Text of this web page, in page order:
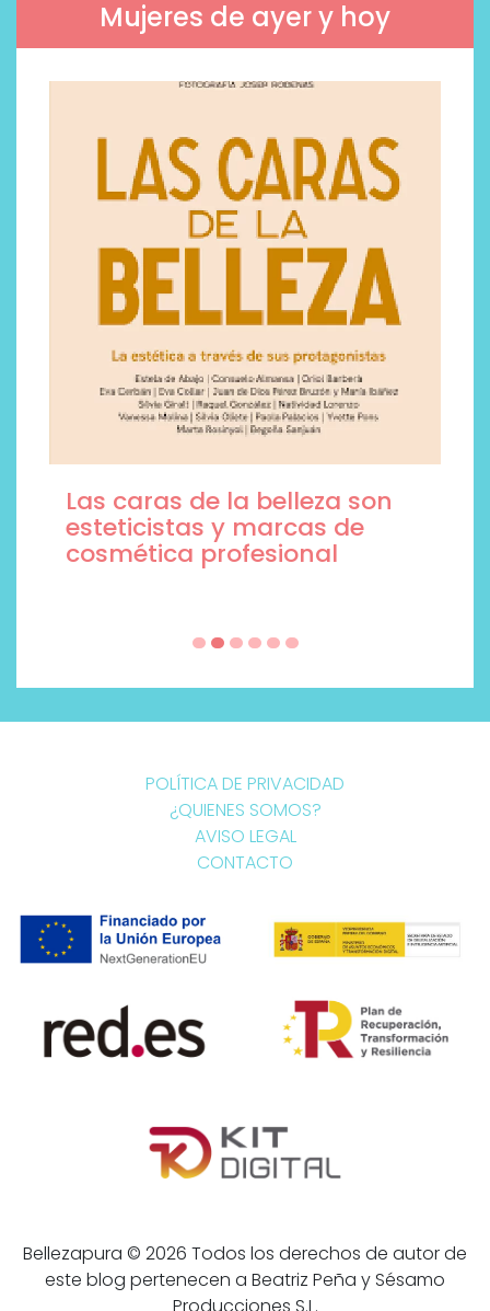
Mujeres de ayer y hoy
Las caras de la belleza son
esteticistas y marcas de
cosmética profesional
POLÍTICA DE PRIVACIDAD
¿QUIENES SOMOS?
AVISO LEGAL
CONTACTO
Bellezapura © 2026 Todos los derechos de autor de
este blog pertenecen a Beatriz Peña y Sésamo